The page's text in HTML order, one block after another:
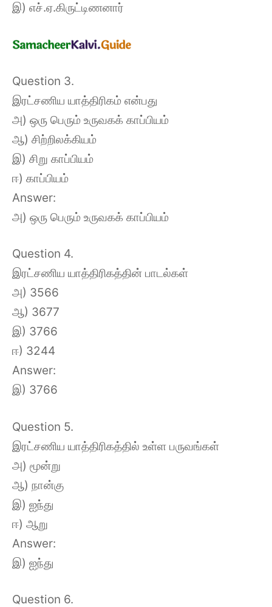
இ) எச்.ஏ.கிருட்டிணனார்
Question 3.
இரட்சணிய யாத்திரிகம் என்பது
அ) ஒரு பெரும் உருவகக் காப்பியம்
ஆ) சிற்றிலக்கியம்
இ) சிறு காப்பியம்
ஈ) காப்பியம்
Answer:
அ) ஒரு பெரும் உருவகக் காப்பியம்
Question 4.
இரட்சணிய யாத்திரிகத்தின் பாடல்கள்
அ) 3566
ஆ) 3677
இ) 3766
ஈ) 3244
Answer:
இ) 3766
Question 5.
இரட்சணிய யாத்திரிகத்தில் உள்ள பருவங்கள்
அ) மூன்று
ஆ) நான்கு
இ) ஐந்து
ஈ) ஆறு
Answer:
இ) ஐந்து
Question 6.